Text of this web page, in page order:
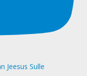
Jeesus Sulle